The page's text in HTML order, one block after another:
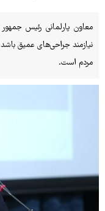
معاون پارلمانی رئیس
نیازمند جراحی‌های عمیق
مردم است.